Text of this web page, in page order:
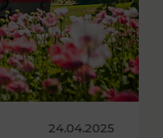
24.04.2025